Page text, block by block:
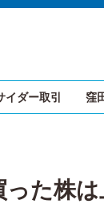
イダー取引 窪
た株